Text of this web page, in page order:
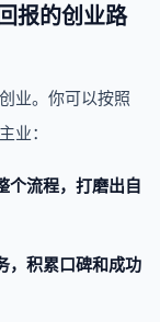
报的创业路
业。你可以按照
业：
个流程，打磨出自
，积累口碑和成功